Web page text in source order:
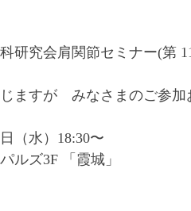
科研究会肩関節セミナー(第
ますが　みなさまのご参
（水）18:30〜
ルズ3F 「霞城」